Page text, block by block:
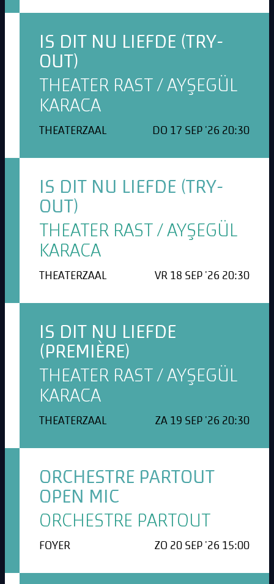
IS DIT NU LIEFDE (TRY-
OUT)
THEATER RAST / AYŞEGÜL
KARACA
THEATERZAAL DO 17 SEP '26 20:30
IS DIT NU LIEFDE (TRY-
OUT)
THEATER RAST / AYŞEGÜL
KARACA
THEATERZAAL VR 18 SEP '26 20:30
IS DIT NU LIEFDE
(PREMIÈRE)
THEATER RAST / AYŞEGÜL
KARACA
THEATERZAAL ZA 19 SEP '26 20:30
ORCHESTRE PARTOUT
OPEN MIC
ORCHESTRE PARTOUT
FOYER ZO 20 SEP '26 15:00